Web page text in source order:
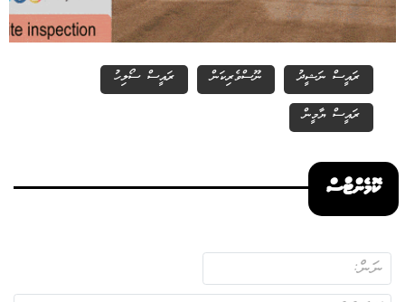
ރައީސް ނަޝީދު ނޫސްވެރިކަން
ރައީސް ސޯލިހު
ރައީސް ޔާމީން
ކޮމެންޓްސް